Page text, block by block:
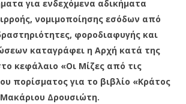
για ενδεχόμενα αδικήματα
νομιμοποίησης εσόδων από
φοροδιαφυγής και
καταγράφει η Αρχή κατά της
κεφάλαιο «Οι Μίζες από τις
πορίσματος για το βιβλίο «Κράτος
Δρουσιώτη.